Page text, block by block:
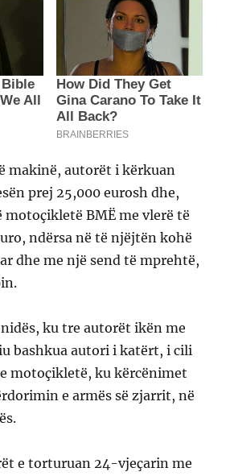
makinë, autorët i kërkuan
prej 25,000 eurosh dhe,
motoçikletë BMË me vlerë të
ndërsa në të njëjtën kohë
dhe me një send të mprehtë,
ku tre autorët ikën me
bashkua autori i katërt, i cili
motoçikletë, ku kërcënimet
e armës së zjarrit, në
e torturuan 24-vjeçarin me